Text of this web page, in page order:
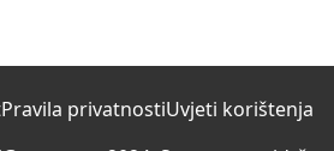
Pravila privatnostiUvjeti korištenja